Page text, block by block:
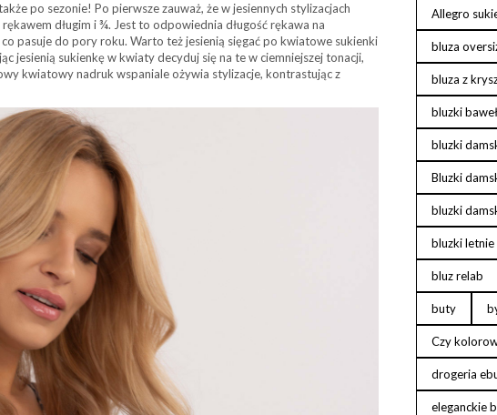
po sezonie! Po pierwsze zauważ, że w jesiennych stylizacjach
długim i ¾. Jest to odpowiednia długość rękawa na
pasuje do pory roku. Warto też jesienią sięgać po kwiatowe sukienki
jesienią sukienkę w kwiaty decyduj się na te w ciemniejszej tonacji,
kwiatowy nadruk wspaniale ożywia stylizacje, kontrastując z
Allegro
bluza
bluza z
bluzki
bluzki
Bluzki
bluzki
bluzki
bluz relab
buty
Czy
drogeria
eleganckie